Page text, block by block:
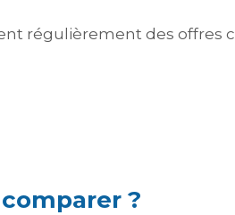
régulièrement des offres
?